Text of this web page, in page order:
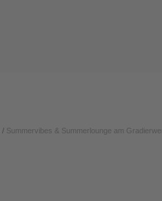
/ Summervibes & Summerlounge am